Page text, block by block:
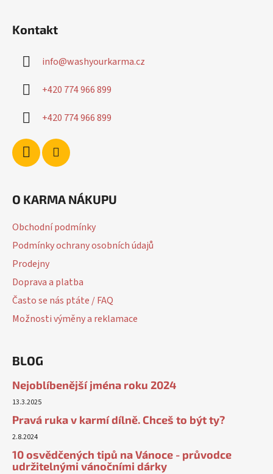
Kontakt
info@washyourkarma.cz
+420 774 966 899
+420 774 966 899
O KARMA NÁKUPU
Obchodní podmínky
Podmínky ochrany osobních údajů
Prodejny
Doprava a platba
Často se nás ptáte / FAQ
Možnosti výměny a reklamace
BLOG
Nejoblíbenější jména roku 2024
13.3.2025
Pravá ruka v karmí dílně. Chceš to být ty?
2.8.2024
10 osvědčených tipů na Vánoce - průvodce
udržitelnými vánočními dárky